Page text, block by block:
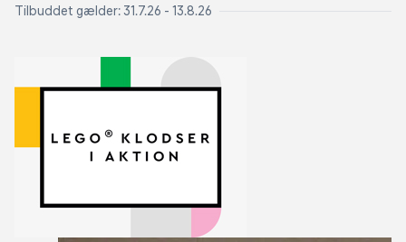
Tilbuddet gælder: 31.7.26 - 13.8.26